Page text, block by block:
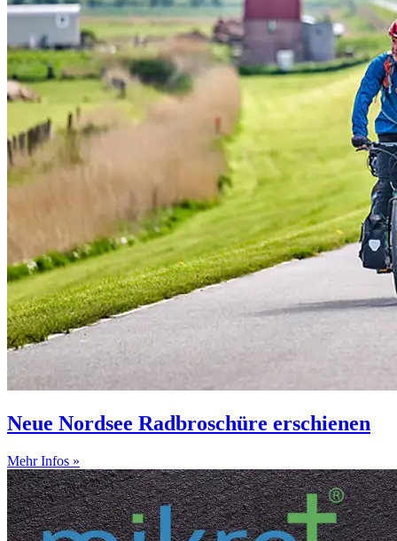
Neue Nordsee Radbroschüre erschienen
Mehr Infos »